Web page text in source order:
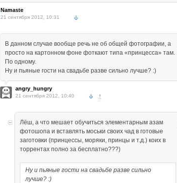
Namaste
21 сентября 2012, 10:31
В данном случае вообще речь не об общей фотографии, а
просто на картонном фоне фоткают типа «принцесса» там.
По одному.
Ну и пьяные гости на свадьбе разве сильно лучше? :)
angry_hungry
21 сентября 2012, 10:40 ↑
Лёш, а что мешает обучиться элементарным азам
фотошопа и вставлять моськи своих чад в готовые
заготовки (принцессы, моряки, принцы и т.д.) коих в
торрентах полно за бесплатно???)
Ну и пьяные гости на свадьбе разве сильно
лучше? :)